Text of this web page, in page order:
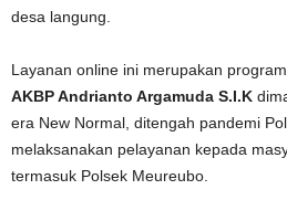
desa langung.
Layanan online ini merupakan program
AKBP Andrianto Argamuda S.I.K
era New Normal, ditengah pandemi
melaksanakan pelayanan kepada
termasuk Polsek Meureubo.